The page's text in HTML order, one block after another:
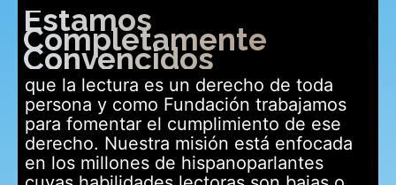
Estamos
Completamente
Convencidos
que la lectura es un derecho de toda
persona y como Fundación trabajamos
para fomentar el cumplimiento de ese
derecho. Nuestra misión está enfocada
en los millones de hispanoparlantes